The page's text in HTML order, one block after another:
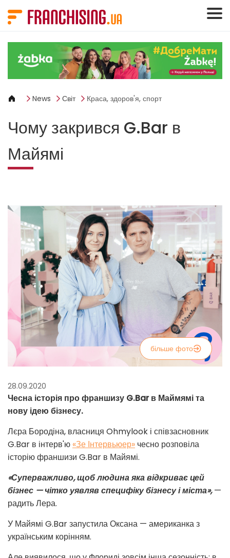
News Світ Краса, здоров'я, спорт
Чому закрився G.Bar в
Майямі
більше фото
28.09.2020
Чесна історія про франшизу G.Bar в Маймямі та
нову ідею бізнесу.
Лєра Бородіна, власниця Ohmylook і співзасновник
G.Bar в інтерв'ю «Зе Інтервьюер» чесно розповіла
історію франшизи G.Bar в Майямі.
«Суперважливо, щоб людина яка відкриває цей
бізнес —чітко уявляв специфіку бізнесу і міста», —
радить Лера.
У Майямі G.Bar запустила Оксана — американка з
українським корінням.